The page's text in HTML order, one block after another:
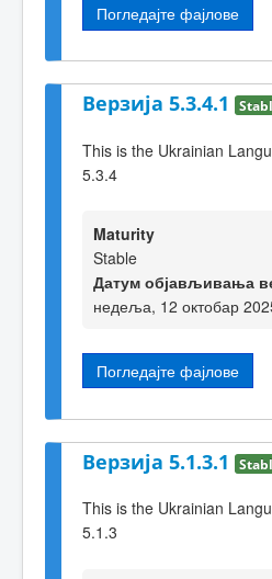
Погледајте фајлове
Верзија 5.3.4.1
This is the Ukrainian
5.3.4
Maturity
Stable
Датум објављивања
недеља, 12 октобар
Погледајте фајлове
Верзија 5.1.3.1
This is the Ukrainian
5.1.3